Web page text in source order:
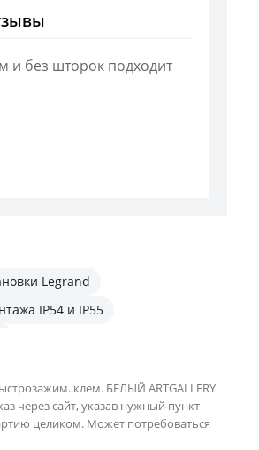
и без шторок подходит
Legrand
IP54 и IP55
клем. БЕЛЫЙ ARTGALLERY
через сайт, указав нужный пункт
целиком. Может потребоваться